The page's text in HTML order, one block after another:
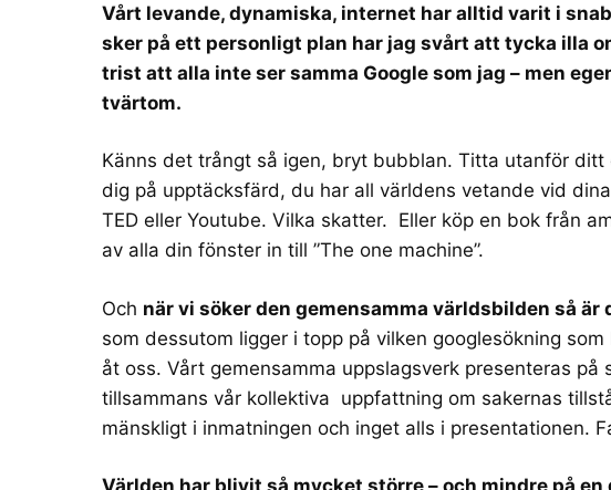
Vårt levande, dynamiska, internet har alltid varit i
sker på ett personligt plan har jag svårt att tycka illa
trist att alla inte ser samma Google som jag – men
tvärtom.
Känns det trångt så igen, bryt bubblan. Titta utanför
dig på upptäcksfärd, du har all världens vetande vid
TED eller Youtube. Vilka skatter. Eller köp en bok från
av alla din fönster in till ”The one machine”.
Och när vi söker den gemensamma världsbilden så
som dessutom ligger i topp på vilken googlesökning
åt oss. Vårt gemensamma uppslagsverk presenteras
tillsammans vår kollektiva uppfattning om sakernas
mänskligt i inmatningen och inget alls i presentationen.
Världen har blivit så mycket större – och mindre på en